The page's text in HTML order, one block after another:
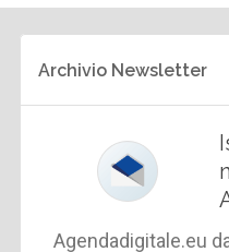
Archivio Newsletter
Agendadigitale.eu